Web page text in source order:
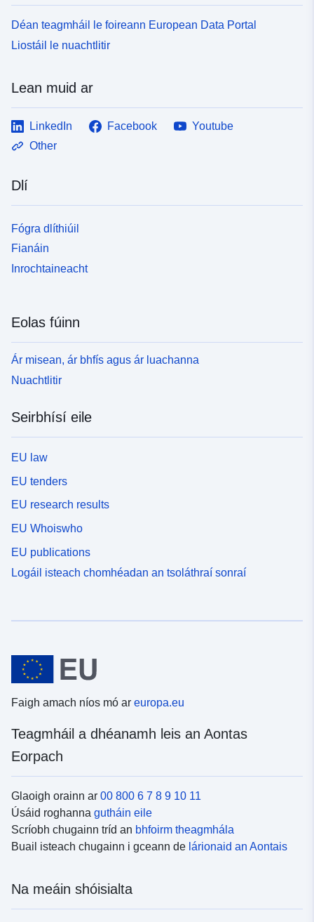
Déan teagmháil le foireann European Data Portal
Liostáil le nuachtlitir
Lean muid ar
LinkedIn Facebook
Youtube
Other
Dlí
Fógra dlíthiúil
Fianáin
Inrochtaineacht
Eolas fúinn
Ár misean, ár bhfís agus ár luachanna
Nuachtlitir
Seirbhísí eile
EU law
EU tenders
EU research results
EU Whoiswho
EU publications
Logáil isteach chomhéadan an tsoláthraí sonraí
Faigh amach níos mó ar europa.eu
Teagmháil a dhéanamh leis an Aontas
Eorpach
Glaoigh orainn ar 00 800 6 7 8 9 10 11
Úsáid roghanna gutháin eile
Scríobh chugainn tríd an bhfoirm theagmhála
Buail isteach chugainn i gceann de lárionaid an Aontais
Na meáin shóisialta